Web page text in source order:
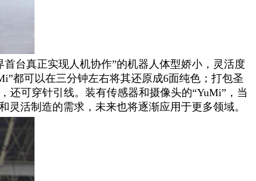
台真正实现人机协作”的机器人体型娇小，灵活度
都可以在三分钟左右将其还原成6面纯色；打包圣
还可穿针引线。装有传感器和摄像头的“YuMi”，当
活制造的需求，未来也将逐渐应用于更多领域。